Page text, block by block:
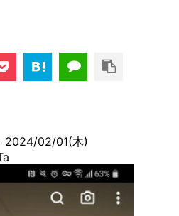
2024/02/01(木)